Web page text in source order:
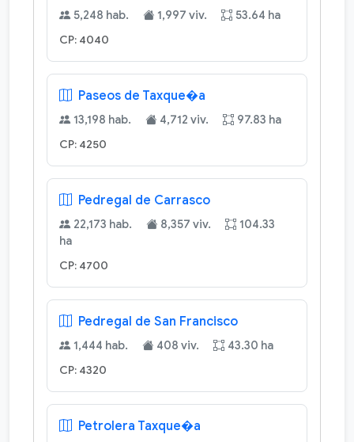
5,248 hab. 1,997 viv. 53.64 ha
CP: 4040
Paseos de Taxque�a
13,198 hab. 4,712 viv. 97.83 ha
CP: 4250
Pedregal de Carrasco
22,173 hab. 8,357 viv.
104.33
ha
CP: 4700
Pedregal de San Francisco
1,444 hab. 408 viv. 43.30 ha
CP: 4320
Petrolera Taxque�a